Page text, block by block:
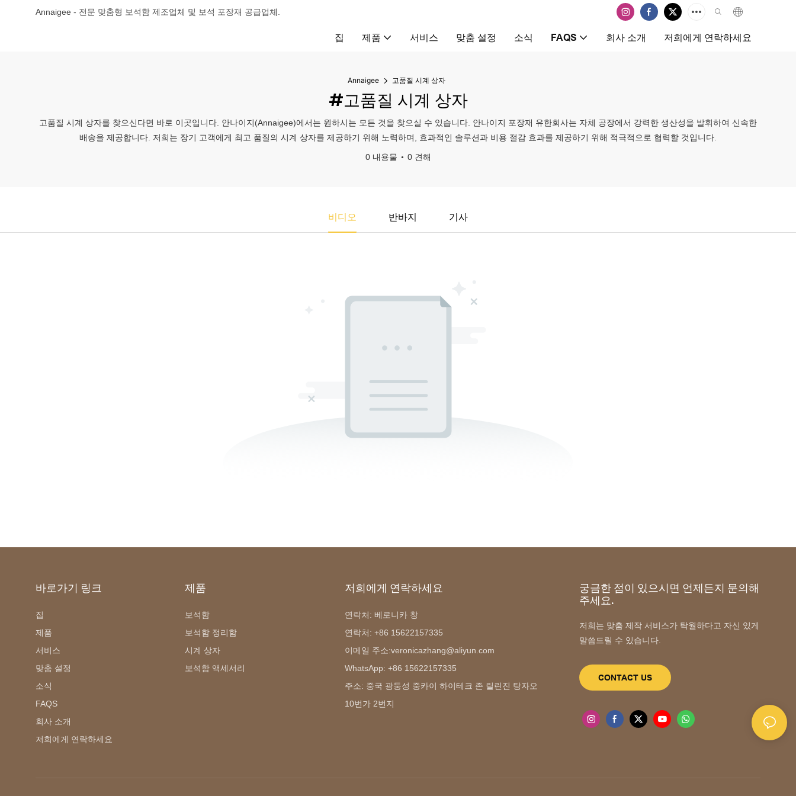
Annaigee - 전문 맞춤형 보석함 제조업체 및 보석 포장재 공급업체.
집 제품 서비스 맞춤 설정 소식 FAQS 회사 소개 저희에게 연락하세요
Annaigee 고품질 시계 상자
#고품질 시계 상자
고품질 시계 상자를 찾으신다면 바로 이곳입니다. 안나이지(Annaigee)에서는 원하시는 모든 것을 찾으실 수 있습니다. 안나이지 포장재 유한회사는 자체 공장에서 강력한 생산성을 발휘하여 신속한
배송을 제공합니다. 저희는 장기 고객에게 최고 품질의 시계 상자를 제공하기 위해 노력하며, 효과적인 솔루션과 비용 절감 효과를 제공하기 위해 적극적으로 협력할 것입니다.
0 내용물 0 견해
비디오 반바지 기사
바로가기 링크
집
제품
서비스
맞춤 설정
소식
FAQS
회사 소개
저희에게 연락하세요
제품
보석함
보석함 정리함
시계 상자
보석함 액세서리
저희에게 연락하세요
연락처: 베로니카 창
연락처: +86 15622157335
이메일 주소:veronicazhang@aliyun.com
WhatsApp: +86 15622157335
주소: 중국 광둥성 중카이 하이테크 존 릴린진 탕자오
10번가 ​​2번지
궁금한 점이 있으시면 언제든지 문의해
주세요.
저희는 맞춤 제작 서비스가 탁월하다고 자신 있게
말씀드릴 수 있습니다.
CONTACT US